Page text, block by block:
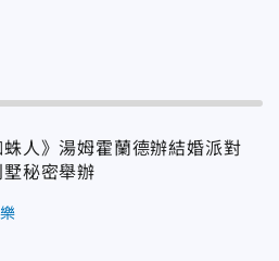
蛛人》湯姆霍蘭德辦結婚派對
秘密舉辦